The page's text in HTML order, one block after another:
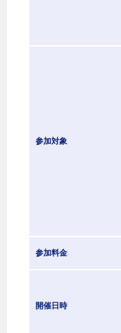
参加対象
参加料金
開催日時